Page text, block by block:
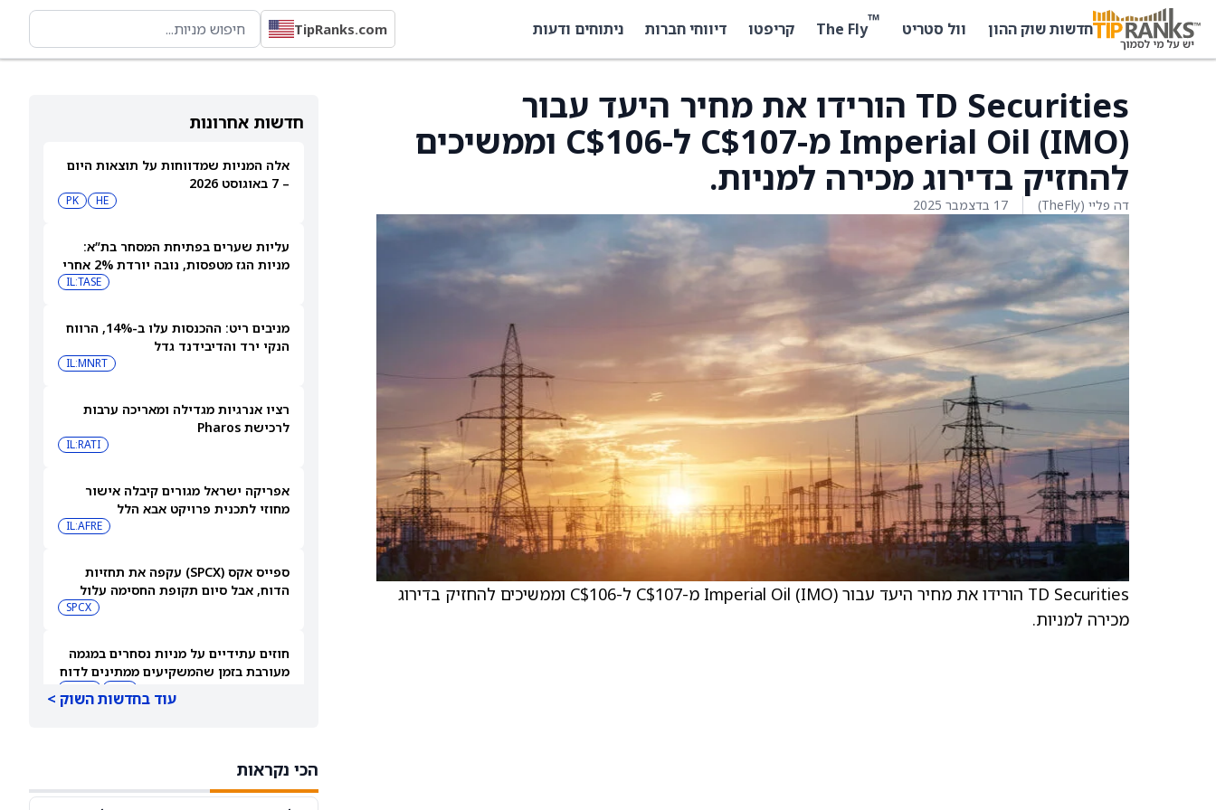
חדשות שוק ההון וול סטריט ™
The Fly קריפטו דיווחי חברות ניתוחים ודעות TipRanks.com
חדשות אחרונות
אלה המניות שמדווחות על תוצאות היום
– 7 באוגוסט 2026
HE
PK
עליות שערים בפתיחת המסחר בת”א:
מניות הגז מטפסות, נובה יורדת 2% אחרי
IL:TASE
מניבים ריט: ההכנסות עלו ב-14%, הרווח
הנקי ירד והדיבידנד גדל
IL:MNRT
רציו אנרגיות מגדילה ומאריכה ערבות
לרכישת Pharos
IL:RATI
אפריקה ישראל מגורים קיבלה אישור
מחוזי לתכנית פרויקט אבא הלל
IL:AFRE
ספייס אקס (SPCX) עקפה את תחזיות
הדוח, אבל סיום תקופת החסימה עלול
SPCX
חוזים עתידיים על מניות נסחרים במגמה
מעורבת בזמן שהמשקיעים ממתינים לדוח
עוד בחדשות השוק >
הכי נקראות
TD Securities הורידו את מחיר היעד עבור
Imperial Oil (IMO) מ-C$107 ל-C$106 וממשיכים
להחזיק בדירוג מכירה למניות.
דה פליי (TheFly) 17 בדצמבר 2025
TD Securities הורידו את מחיר היעד עבור Imperial Oil (IMO) מ-C$107 ל-C$106 וממשיכים להחזיק בדירוג
מכירה למניות.